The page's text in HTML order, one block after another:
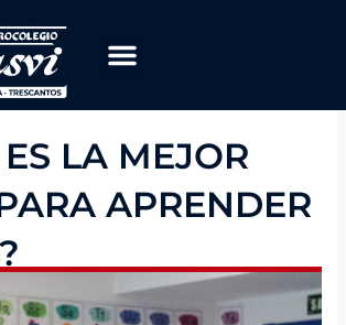
LA MEJOR
APRENDER